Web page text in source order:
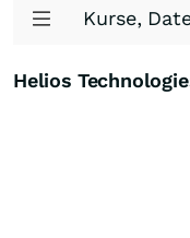
Kurse,
Helios